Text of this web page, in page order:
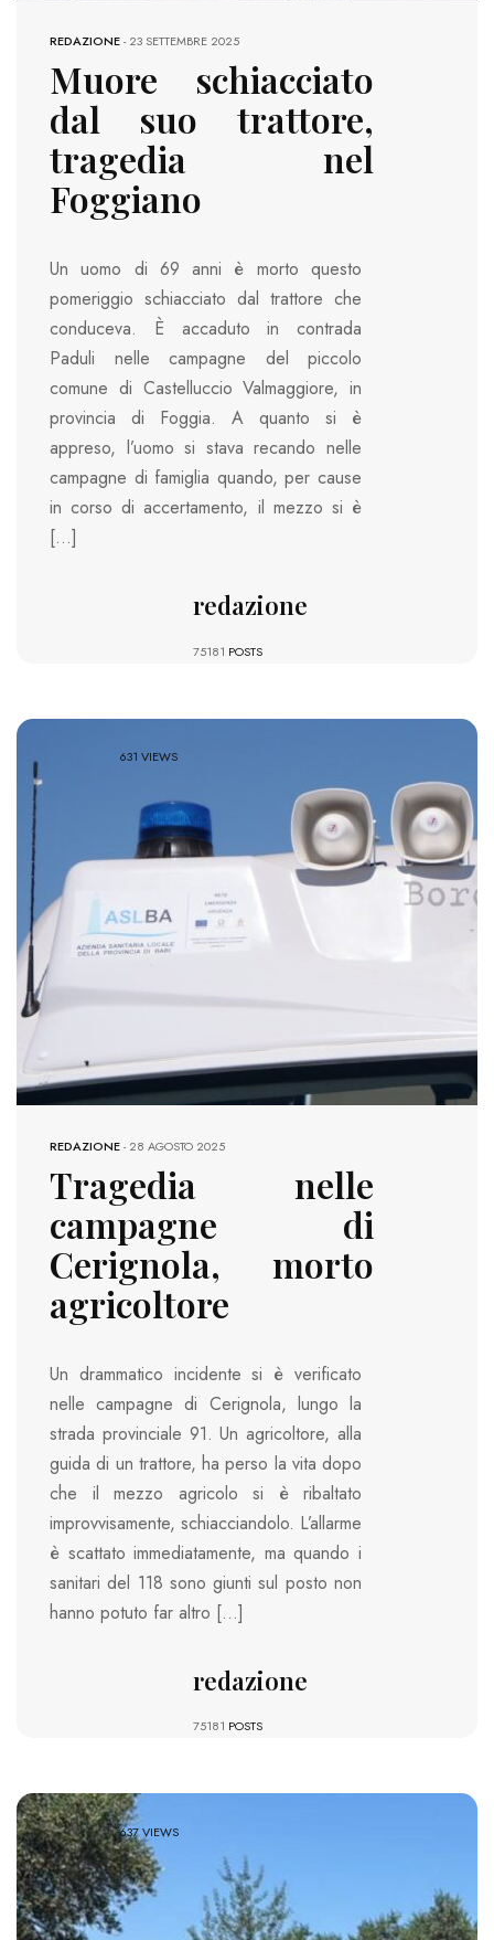
REDAZIONE-23 SETTEMBRE 2025
Muore schiacciato
dal suo trattore,
tragedia nel
Foggiano
Un uomo di 69 anni è morto questo
pomeriggio schiacciato dal trattore che
conduceva. È accaduto in contrada
Paduli nelle campagne del piccolo
comune di Castelluccio Valmaggiore, in
provincia di Foggia. A quanto si è
appreso, l’uomo si stava recando nelle
campagne di famiglia quando, per cause
in corso di accertamento, il mezzo si è
[…]
redazione
75181 POSTS
631 VIEWS
REDAZIONE-28 AGOSTO 2025
Tragedia nelle
campagne di
Cerignola, morto
agricoltore
Un drammatico incidente si è verificato
nelle campagne di Cerignola, lungo la
strada provinciale 91. Un agricoltore, alla
guida di un trattore, ha perso la vita dopo
che il mezzo agricolo si è ribaltato
improvvisamente, schiacciandolo. L’allarme
è scattato immediatamente, ma quando i
sanitari del 118 sono giunti sul posto non
hanno potuto far altro […]
redazione
75181 POSTS
637 VIEWS